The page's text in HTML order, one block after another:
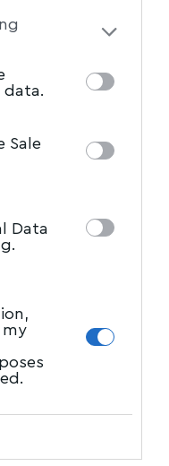
your personal
This
by us to
disclose it to
Sale
Data
my
Άλλη Μεριά
από την ΜΕΤΚΑ
η νέα
Μεριά,
γέφυρα στην